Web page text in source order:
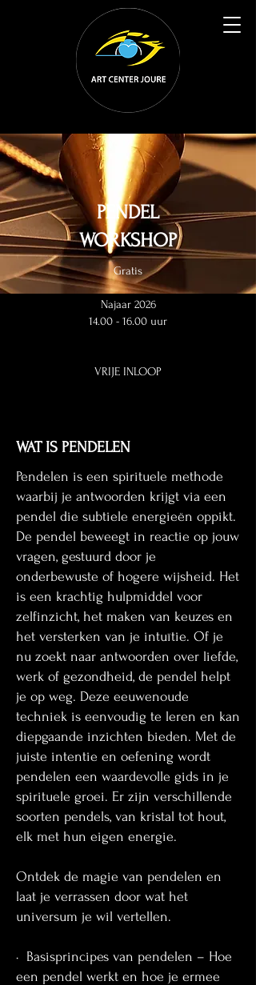
PENDEL
WORKSHOP
Gratis
Najaar 2026
14.00 - 16.00 uur
VRIJE INLOOP
WAT IS PENDELEN
Pendelen is een spirituele methode
waarbij je antwoorden krijgt via een
pendel die subtiele energieën oppikt.
De pendel beweegt in reactie op jouw
vragen, gestuurd door je
onderbewuste of hogere wijsheid. Het
is een krachtig hulpmiddel voor
zelfinzicht, het maken van keuzes en
het versterken van je intuïtie. Of je
nu zoekt naar antwoorden over liefde,
werk of gezondheid, de pendel helpt
je op weg. Deze eeuwenoude
techniek is eenvoudig te leren en kan
diepgaande inzichten bieden. Met de
juiste intentie en oefening wordt
pendelen een waardevolle gids in je
spirituele groei. Er zijn verschillende
soorten pendels, van kristal tot hout,
elk met hun eigen energie.
Ontdek de magie van pendelen en
laat je verrassen door wat het
universum je wil vertellen.
· Basisprincipes van pendelen – Hoe
een pendel werkt en hoe je ermee